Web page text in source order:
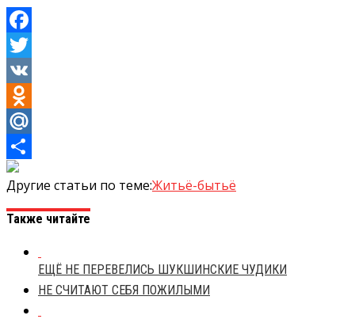
Facebook
Twitter
VK
Odnoklassniki
Mail.Ru
Отправить
Другие статьи по теме:Житьё-бытьё
Также читайте
ЕЩЁ НЕ ПЕРЕВЕЛИСЬ ШУКШИНСКИЕ ЧУДИКИ
НЕ СЧИТАЮТ СЕБЯ ПОЖИЛЫМИ